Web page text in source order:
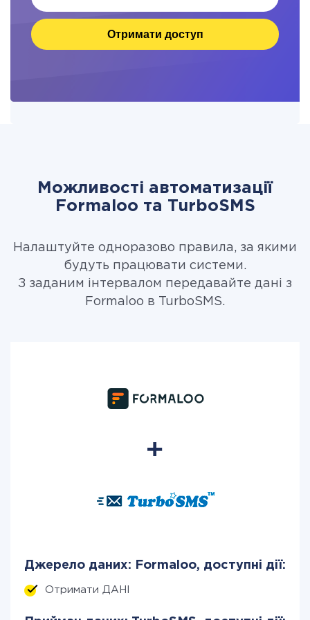
Отримати доступ
Можливості автоматизації
Formaloo та TurboSMS
Налаштуйте одноразово правила, за якими
будуть працювати системи.
З заданим інтервалом передавайте дані з
Formaloo в TurboSMS.
Джерело даних: Formaloo, доступні дії:
Отримати ДАНІ